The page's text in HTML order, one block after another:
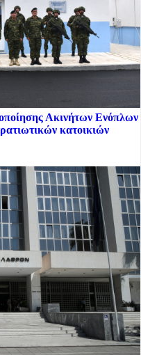
Ακινήτων Ενόπλων
κατοικιών